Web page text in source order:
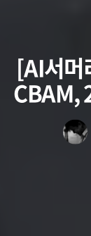
[AI서머
CBAM,